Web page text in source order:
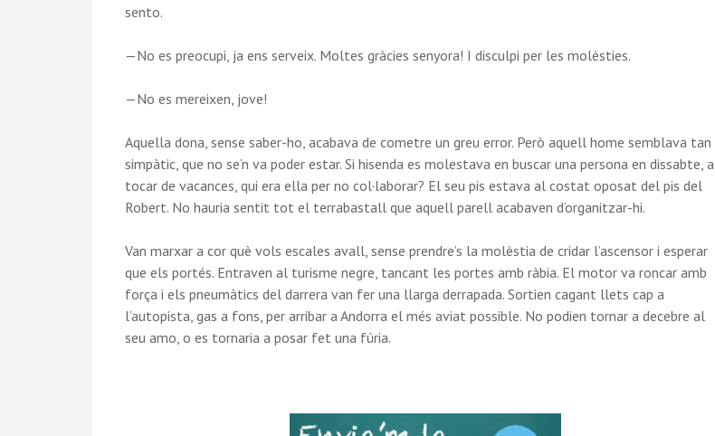
sento.
—No es preocupi, ja ens serveix. Moltes gràcies senyora! I disculpi per les molèsties.
—No es mereixen, jove!
Aquella dona, sense saber-ho, acabava de cometre un greu error. Però aquell home semblava tan
simpàtic, que no se’n va poder estar. Si hisenda es molestava en buscar una persona en dissabte, a
tocar de vacances, qui era ella per no col·laborar? El seu pis estava al costat oposat del pis del
Robert. No hauria sentit tot el terrabastall que aquell parell acabaven d’organitzar-hi.
Van marxar a cor què vols escales avall, sense prendre’s la molèstia de cridar l’ascensor i esperar
que els portés. Entraven al turisme negre, tancant les portes amb ràbia. El motor va roncar amb
força i els pneumàtics del darrera van fer una llarga derrapada. Sortien cagant llets cap a
l’autopista, gas a fons, per arribar a Andorra el més aviat possible. No podien tornar a decebre al
seu amo, o es tornaria a posar fet una fúria.